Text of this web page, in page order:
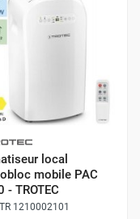
local
mobile PAC
- TROTEC
TR 1210002101